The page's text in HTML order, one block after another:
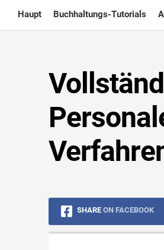
content
Haupt Buchhaltungs-Tutorials
SHARE ON FACEBOOK